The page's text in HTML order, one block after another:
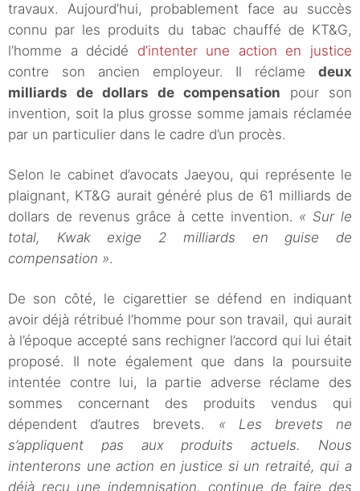
travaux. Aujourd’hui, probablement face au succès
connu par les produits du tabac chauffé de KT&G,
l’homme a décidé d’intenter une action en justice
contre son ancien employeur. Il réclame deux
milliards de dollars de compensation pour son
invention, soit la plus grosse somme jamais réclamée
par un particulier dans le cadre d’un procès.
Selon le cabinet d’avocats Jaeyou, qui représente le
plaignant, KT&G aurait généré plus de 61 milliards de
dollars de revenus grâce à cette invention. « Sur le
total, Kwak exige 2 milliards en guise de
compensation ».
De son côté, le cigarettier se défend en indiquant
avoir déjà rétribué l’homme pour son travail, qui aurait
à l’époque accepté sans rechigner l’accord qui lui était
proposé. Il note également que dans la poursuite
intentée contre lui, la partie adverse réclame des
sommes concernant des produits vendus qui
dépendent d’autres brevets. « Les brevets ne
s’appliquent pas aux produits actuels. Nous
intenterons une action en justice si un retraité, qui a
déjà reçu une indemnisation, continue de faire des